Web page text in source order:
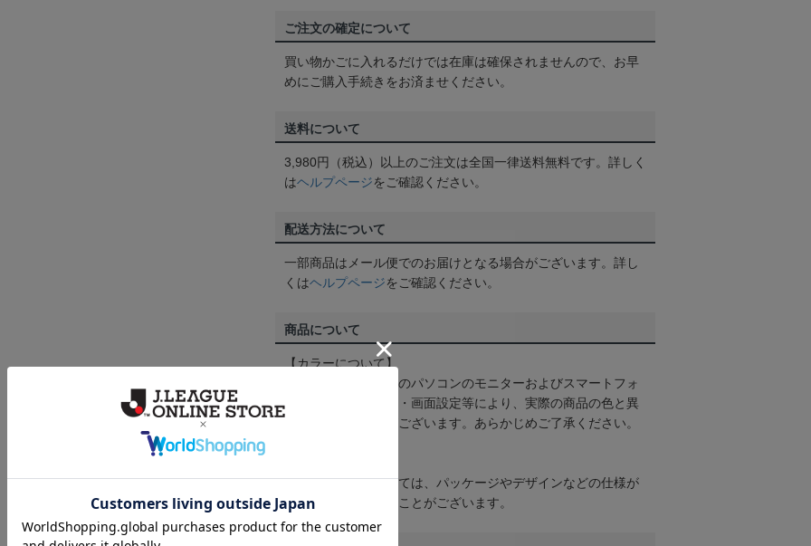
ご注文の確定について
買い物かごに入れるだけでは在庫は確保されませんので、お早
めにご購入手続きをお済ませください。
送料について
3,980円（税込）以上のご注文は全国一律送料無料です。詳しく
はヘルプページをご確認ください。
配送方法について
一部商品はメール便でのお届けとなる場合がございます。詳し
くはヘルプページをご確認ください。
商品について
【カラーについて】
商品画像は、お使いのパソコンのモニターおよびスマートフォ
ンのメーカー・機種・画面設定等により、実際の商品の色と異
なって見える場合がございます。あらかじめご了承ください。
取り扱い商品によっては、パッケージやデザインなどの仕様が
予告なく変更になることがございます。